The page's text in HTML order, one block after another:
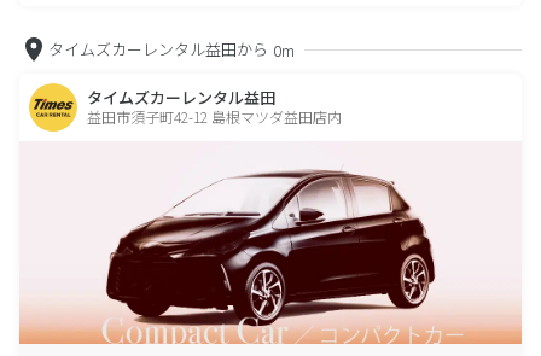
タイムズカーレンタル益田から 0m
タイムズカーレンタル益田
益田市須子町42-12 島根マツダ益田店内